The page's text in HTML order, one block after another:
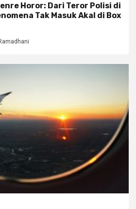
Horor: Dari Teror Polisi di
Tak Masuk Akal di Box